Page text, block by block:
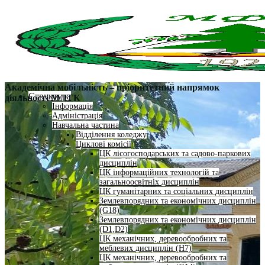
Структура
Інформація
Адміністрація
Навчальна частина
Відділення коледжу
Циклові комісії
ЦК лісогосподарських та садово-паркових
дисциплін
ЦК інформаційних технологій та
загальноосвітніх дисциплін
ЦК гуманітарних та соціальних дисциплін
Землевпорядних та економічних дисциплін
(G18)
Землевпорядних та економічних дисциплін
(D1,D2)
ЦК механічних, деревообробних та
меблевих дисциплін (H7)
ЦК механічних, деревообробних та
Академічна мобільність – пріоритетний напрямок
діяльності МЛТК